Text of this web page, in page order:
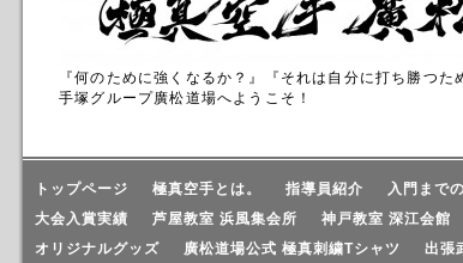
『何のために強くなるか？』『それは自分に打ち勝つ
手塚グループ廣松道場へようこそ！
トップページ 極真空手とは。 指導員紹介 入門まで
大会入賞実績
芦屋教室 浜風集会所 神戸教室 深江会館
オリジナルグッズ
廣松道場公式 極真刺繍Tシャツ 出張